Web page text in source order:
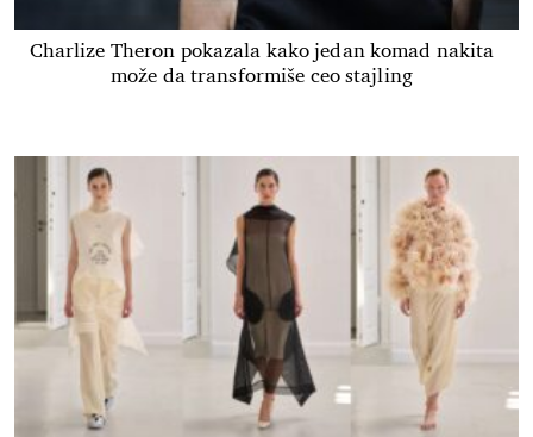
Charlize Theron pokazala kako jedan komad nakita
može da transformiše ceo stajling